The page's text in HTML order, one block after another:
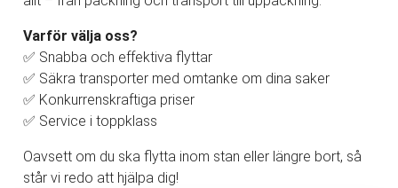
Varför välja oss?
✅ Snabba och effektiva flyttar
✅ Säkra transporter med omtanke om dina saker
✅ Konkurrenskraftiga priser
✅ Service i toppklass
Oavsett om du ska flytta inom stan eller längre bort, så
står vi redo att hjälpa dig!